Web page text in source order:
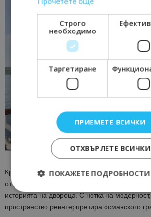
Крайморският ресторант Газебо предлага
от първия ред към Босфора, докато прави
историята на двореца. С нотка на
пространство реинтерпретира османското
Строго
необходимо
Таргетиране
ПРИЕМЕТЕ ВСИЧКИ
ОТХВЪРЛЕТЕ ВСИЧКИ
ПОКАЖЕТЕ ПОДРОБНОСТИ
Строго необходимо